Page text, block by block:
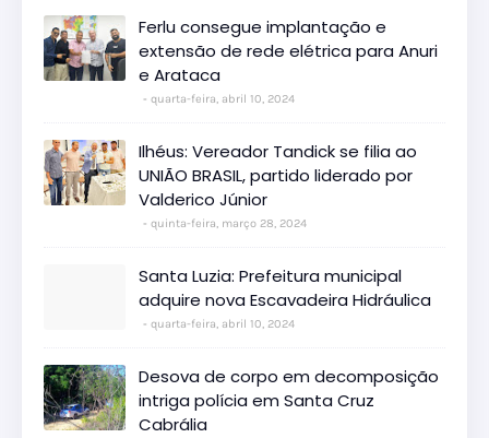
Ferlu consegue implantação e
extensão de rede elétrica para Anuri
e Arataca
quarta-feira, abril 10, 2024
Ilhéus: Vereador Tandick se filia ao
UNIÃO BRASIL, partido liderado por
Valderico Júnior
quinta-feira, março 28, 2024
Santa Luzia: Prefeitura municipal
adquire nova Escavadeira Hidráulica
quarta-feira, abril 10, 2024
Desova de corpo em decomposição
intriga polícia em Santa Cruz
Cabrália